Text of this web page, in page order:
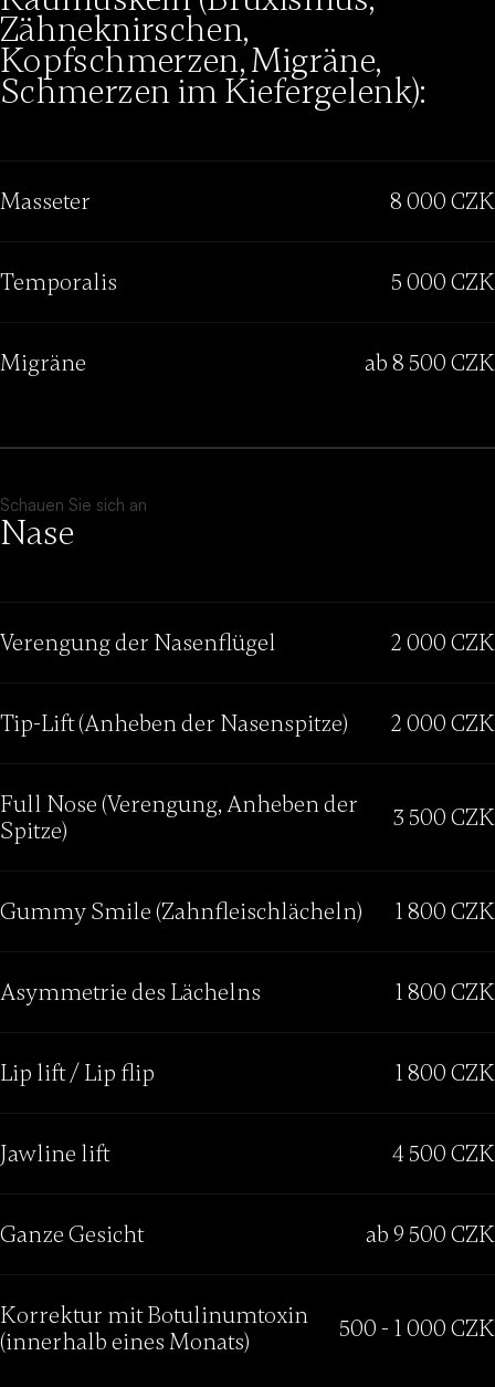
Zähneknirschen,
Kopfschmerzen, Migräne,
Schmerzen im Kiefergelenk):
Masseter 8 000 CZK
Temporalis 5 000 CZK
Migräne ab 8 500 CZK
Schauen Sie sich an
Nase
Verengung der Nasenflügel 2 000 CZK
Tip-Lift (Anheben der Nasenspitze) 2 000 CZK
Full Nose (Verengung, Anheben der
Spitze)
3 500 CZK
Gummy Smile (Zahnfleischlächeln) 1 800 CZK
Asymmetrie des Lächelns 1 800 CZK
Lip lift / Lip flip 1 800 CZK
Jawline lift 4 500 CZK
Ganze Gesicht ab 9 500 CZK
Korrektur mit Botulinumtoxin
(innerhalb eines Monats)
500 - 1 000 CZK